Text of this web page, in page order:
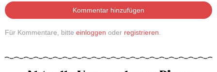
Kommentar hinzufügen
Für Kommentare, bitte einloggen oder registrieren.